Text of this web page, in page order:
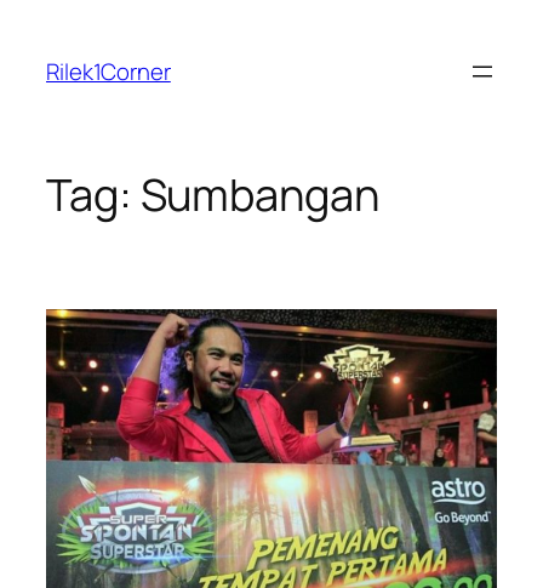
content
Rilek1Corner
Tag: Sumbangan